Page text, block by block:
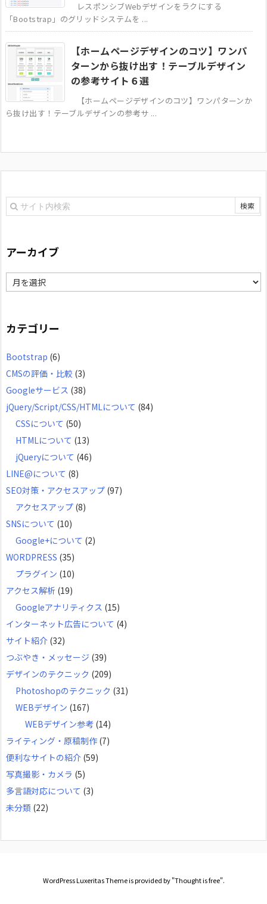
レスポンシブWebデザインをラクにする
「Bootstrap」のグリッドシステムを ...
【ホームページデザインのコツ】ワンパ
ターンから抜け出す！テーブルデザイン
の参考サイト６選
【ホームページデザインのコツ】ワンパターンか
ら抜け出す！テーブルデザインの参考サ ...
アーカイブ
ア
カ
カテゴリー
Bootstrap (6)
CMSの評価・比較 (3)
Googleサービス (38)
jQuery/Script/CSS/HTMLについて (84)
CSSについて (50)
HTMLについて (13)
jQueryについて (46)
LINE@について (8)
SEO対策・アクセスアップ (97)
アクセスアップ (8)
SNSについて (10)
Google+について (2)
WORDPRESS (35)
プラグイン (10)
アクセス解析 (19)
Googleアナリティクス (15)
インターネット広告について (4)
サイト紹介 (32)
つぶやき・メッセージ (39)
デザインのテクニック (209)
Photoshopのテクニック (31)
WEBデザイン (167)
WEBデザイン参考 (14)
ライティング・原稿制作 (7)
便利なサイトの紹介 (59)
写真撮影・カメラ (5)
多言語対応について (3)
未分類 (22)
WordPress Luxeritas Theme is provided by "Thought is free".